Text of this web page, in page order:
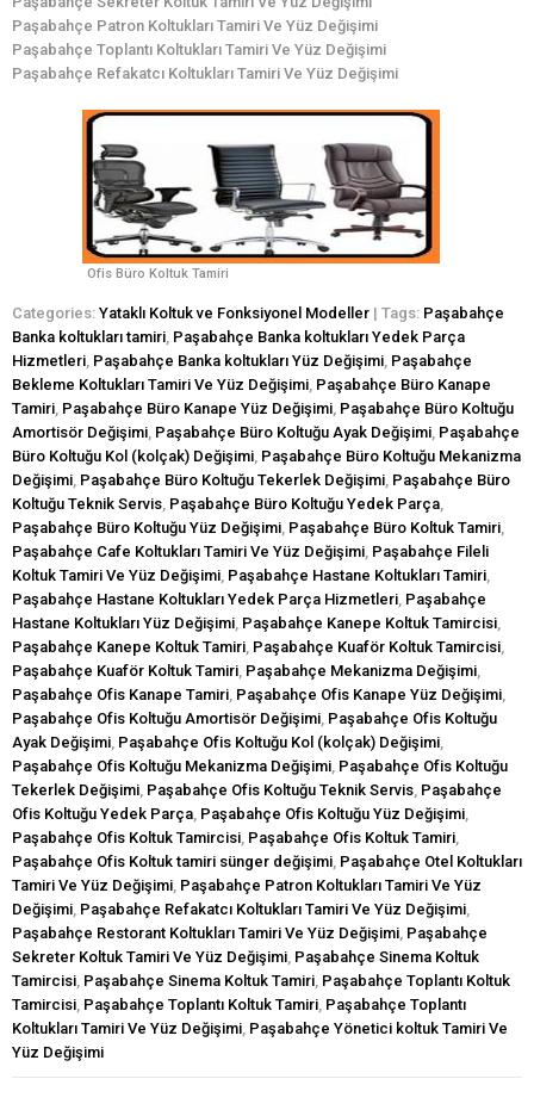
Paşabahçe Patron Koltukları Tamiri Ve Yüz Değişimi
Paşabahçe Toplantı Koltukları Tamiri Ve Yüz Değişimi
Paşabahçe Refakatcı Koltukları Tamiri Ve Yüz Değişimi
Ofis Büro Koltuk Tamiri
Categories: Yataklı Koltuk ve Fonksiyonel Modeller | Tags: Paşabahçe
Banka koltukları tamiri, Paşabahçe Banka koltukları Yedek Parça
Hizmetleri, Paşabahçe Banka koltukları Yüz Değişimi, Paşabahçe
Bekleme Koltukları Tamiri Ve Yüz Değişimi, Paşabahçe Büro Kanape
Tamiri, Paşabahçe Büro Kanape Yüz Değişimi, Paşabahçe Büro Koltuğu
Amortisör Değişimi, Paşabahçe Büro Koltuğu Ayak Değişimi, Paşabahçe
Büro Koltuğu Kol (kolçak) Değişimi, Paşabahçe Büro Koltuğu Mekanizma
Değişimi, Paşabahçe Büro Koltuğu Tekerlek Değişimi, Paşabahçe Büro
Koltuğu Teknik Servis, Paşabahçe Büro Koltuğu Yedek Parça,
Paşabahçe Büro Koltuğu Yüz Değişimi, Paşabahçe Büro Koltuk Tamiri,
Paşabahçe Cafe Koltukları Tamiri Ve Yüz Değişimi, Paşabahçe Fileli
Koltuk Tamiri Ve Yüz Değişimi, Paşabahçe Hastane Koltukları Tamiri,
Paşabahçe Hastane Koltukları Yedek Parça Hizmetleri, Paşabahçe
Hastane Koltukları Yüz Değişimi, Paşabahçe Kanepe Koltuk Tamircisi,
Paşabahçe Kanepe Koltuk Tamiri, Paşabahçe Kuaför Koltuk Tamircisi,
Paşabahçe Kuaför Koltuk Tamiri, Paşabahçe Mekanizma Değişimi,
Paşabahçe Ofis Kanape Tamiri, Paşabahçe Ofis Kanape Yüz Değişimi,
Paşabahçe Ofis Koltuğu Amortisör Değişimi, Paşabahçe Ofis Koltuğu
Ayak Değişimi, Paşabahçe Ofis Koltuğu Kol (kolçak) Değişimi,
Paşabahçe Ofis Koltuğu Mekanizma Değişimi, Paşabahçe Ofis Koltuğu
Tekerlek Değişimi, Paşabahçe Ofis Koltuğu Teknik Servis, Paşabahçe
Ofis Koltuğu Yedek Parça, Paşabahçe Ofis Koltuğu Yüz Değişimi,
Paşabahçe Ofis Koltuk Tamircisi, Paşabahçe Ofis Koltuk Tamiri,
Paşabahçe Ofis Koltuk tamiri sünger değişimi, Paşabahçe Otel Koltukları
Tamiri Ve Yüz Değişimi, Paşabahçe Patron Koltukları Tamiri Ve Yüz
Değişimi, Paşabahçe Refakatcı Koltukları Tamiri Ve Yüz Değişimi,
Paşabahçe Restorant Koltukları Tamiri Ve Yüz Değişimi, Paşabahçe
Sekreter Koltuk Tamiri Ve Yüz Değişimi, Paşabahçe Sinema Koltuk
Tamircisi, Paşabahçe Sinema Koltuk Tamiri, Paşabahçe Toplantı Koltuk
Tamircisi, Paşabahçe Toplantı Koltuk Tamiri, Paşabahçe Toplantı
Koltukları Tamiri Ve Yüz Değişimi, Paşabahçe Yönetici koltuk Tamiri Ve
Yüz Değişimi